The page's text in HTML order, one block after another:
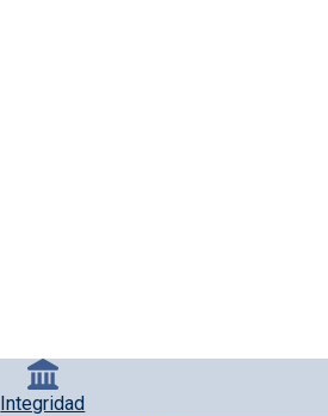
Integridad